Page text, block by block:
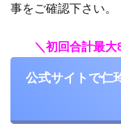
事をご確認下さい。
＼初回合計最
公式サイトで仁